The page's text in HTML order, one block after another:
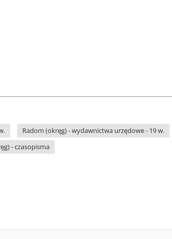
Radom (okręg) - wydawnictwa urzędowe - 19 w.
- czasopisma